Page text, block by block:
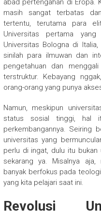
abad pertengahan di Eropa.
masih sangat terbatas
tertentu, terutama para
Universitas pertama
Universitas Bologna di
sinilah para ilmuwan dan
pengetahuan dan
terstruktur. Kebayang
orang-orang yang punya
Namun, meskipun
status sosial tinggi, hal
perkembangannya. Seiring
universitas yang
perlu di ingat, dulu itu bukan
sekarang ya. Misalnya
banyak berfokus pada
yang kita pelajari saat ini.
Revolusi